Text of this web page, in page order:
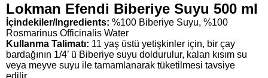
Lokman Efendi Biberiye Suyu 500 ml
İçindekiler/Ingredients: %100 Biberiye Suyu, %100
Rosmarinus Officinalis Water
Kullanma Talimatı: 11 yaş üstü yetişkinler için, bir çay
bardağının 1/4’ ü Biberiye suyu doldurulur, kalan kısım su
veya meyve suyu ile tamamlanarak tüketilmesi tavsiye
edilir.